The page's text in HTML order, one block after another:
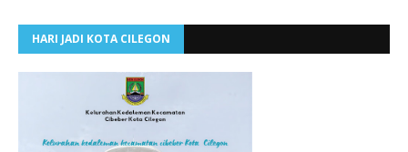
HARI JADI KOTA CILEGON